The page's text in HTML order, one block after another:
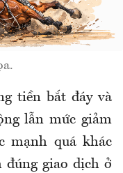
tiền bắt đáy và
lẫn mức giảm
mạnh quá khác
đúng giao dịch ở